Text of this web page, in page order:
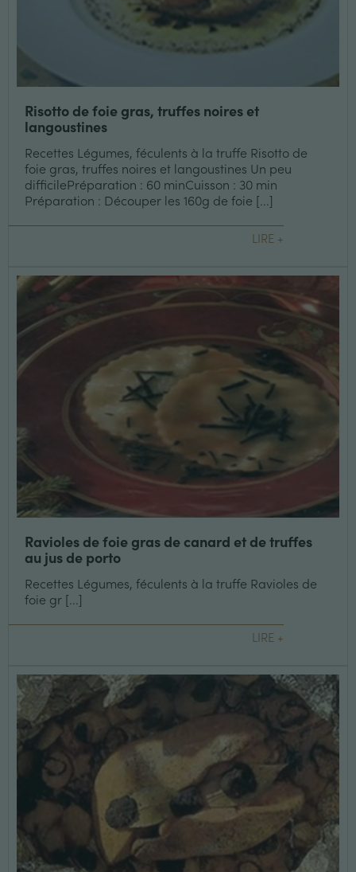
Risotto de foie gras, truffes noires et
langoustines
Recettes Légumes, féculents à la truffe Risotto de
foie gras, truffes noires et langoustines Un peu
difficilePréparation : 60 minCuisson : 30 min
Préparation : Découper les 160g de foie [...]
LIRE +
Ravioles de foie gras de canard et de truffes
au jus de porto
Recettes Légumes, féculents à la truffe Ravioles de
foie gr [...]
LIRE +